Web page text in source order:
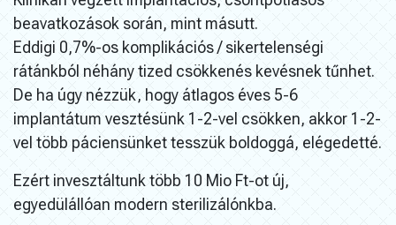
beavatkozások során, mint másutt.
Eddigi 0,7%-os komplikációs / sikertelenségi
rátánkból néhány tized csökkenés kevésnek tűnhet.
De ha úgy nézzük, hogy átlagos éves 5-6
implantátum vesztésünk 1-2-vel csökken, akkor 1-2-
vel több páciensünket tesszük boldoggá, elégedetté.
Ezért invesztáltunk több 10 Mio Ft-ot új,
egyedülállóan modern sterilizálónkba.